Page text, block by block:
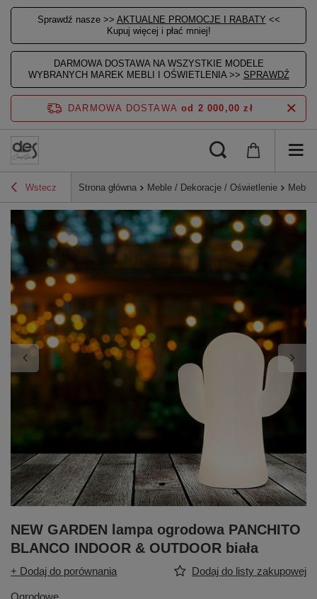
Sprawdź nasze >> AKTUALNE PROMOCJE I RABATY <<
Kupuj więcej i płać mniej!
DARMOWA DOSTAWA NA WSZYSTKIE MODELE
WYBRANYCH MAREK MEBLI I OŚWIETLENIA >> SPRAWDŹ
DARMOWA DOSTAWA od 2 000,00 zł
Wstecz Strona główna Meble / Dekoracje / Oświetlenie Meble
NEW GARDEN lampa ogrodowa PANCHITO
BLANCO INDOOR & OUTDOOR biała
+ Dodaj do porównania Dodaj do listy zakupowej
Ogrodowe